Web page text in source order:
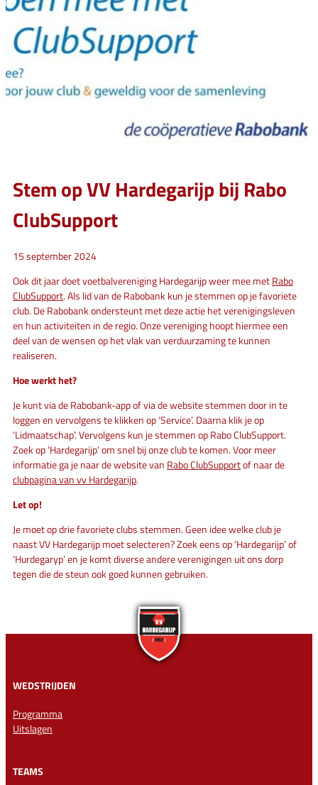
Stem op VV Hardegarijp bij Rabo
ClubSupport
15 september 2024
Ook dit jaar doet voetbalvereniging Hardegarijp weer mee metRabo
ClubSupport. Als lid van de Rabobank kun je stemmen op je favoriete
club. De Rabobank ondersteunt met deze actie het verenigingsleven
en hun activiteiten in de regio. Onze vereniging hoopt hiermee een
deel van de wensen op het vlak van verduurzaming te kunnen
realiseren.
Hoe werkt het?
Je kunt via de Rabobank-app of via de website stemmen door in te
loggen en vervolgens te klikken op ‘Service’. Daarna klik je op
‘Lidmaatschap’. Vervolgens kun je stemmen op Rabo ClubSupport.
Zoek op ‘Hardegarijp’ om snel bij onze club te komen. Voor meer
informatie ga je naar de website van Rabo ClubSupportof naar de
clubpagina van vv Hardegarijp.
Let op!
Je moet op drie favoriete clubs stemmen. Geen idee welke club je
naast VV Hardegarijp moet selecteren? Zoek eens op ‘Hardegarijp’ of
‘Hurdegaryp’ en je komt diverse andere verenigingen uit ons dorp
tegen die de steun ook goed kunnen gebruiken.
WEDSTRIJDEN
Programma
Uitslagen
TEAMS